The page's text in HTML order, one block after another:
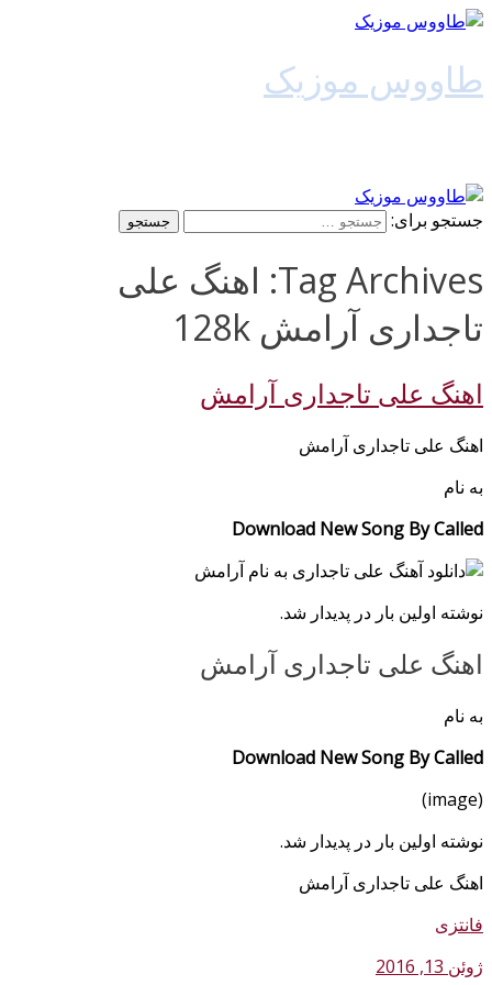
طاووس موزیک
جستجو برای:
Tag Archives: اهنگ علی
تاجداری آرامش 128k
اهنگ علی تاجداری آرامش
اهنگ علی تاجداری آرامش
به نام
Download New Song By Called
نوشته اولین بار در پدیدار شد.
اهنگ علی تاجداری آرامش
به نام
Download New Song By Called
(image)
نوشته اولین بار در پدیدار شد.
اهنگ علی تاجداری آرامش
فانتزی
ژوئن 13, 2016